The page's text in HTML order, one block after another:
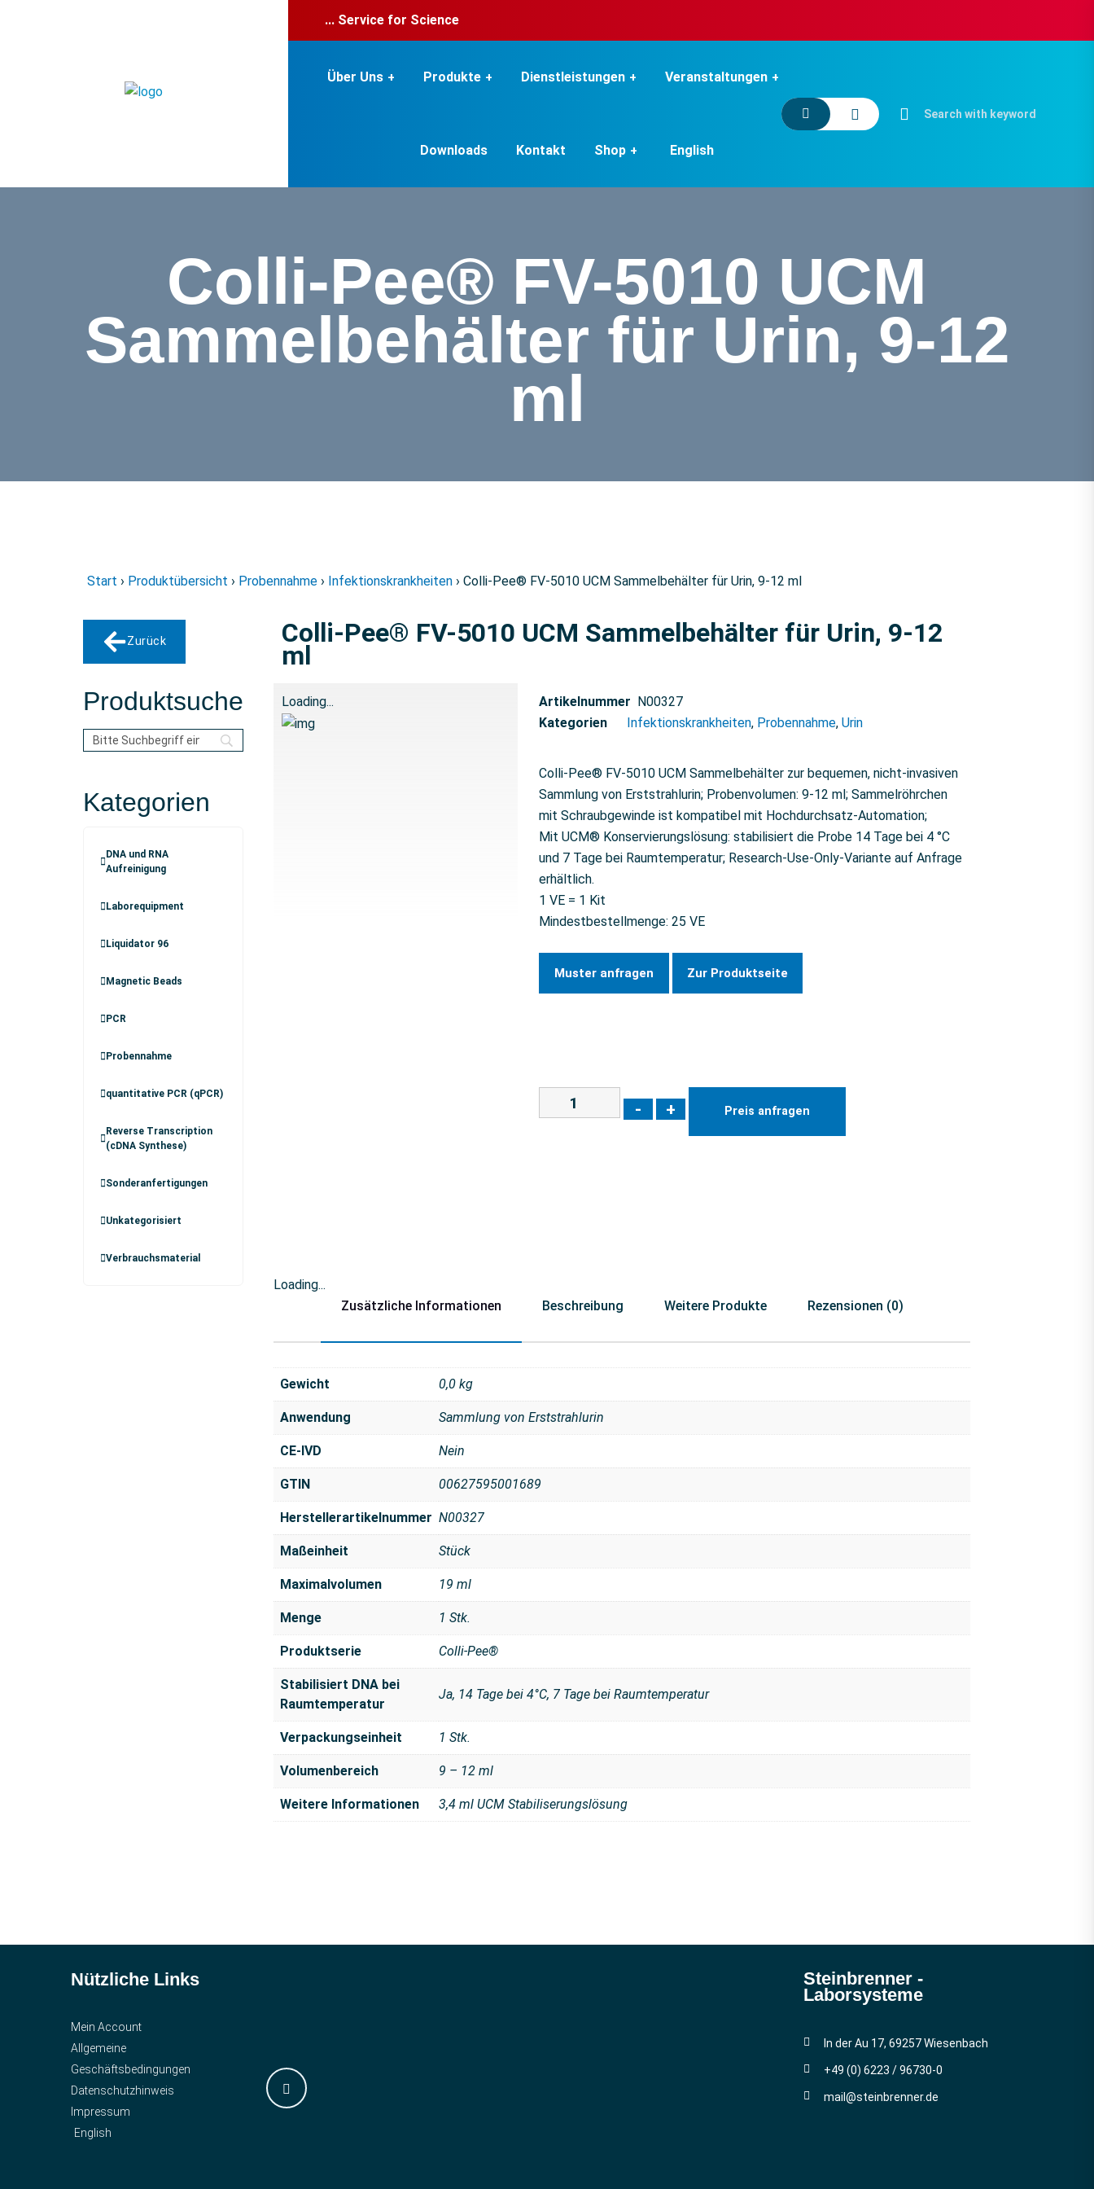
... Service for Science
Über Uns Produkte Dienstleistungen Veranstaltungen
Downloads Kontakt Shop English
Colli-Pee® FV-5010 UCM
Sammelbehälter für Urin, 9-12
ml
Start › Produktübersicht › Probennahme › Infektionskrankheiten › Colli-Pee® FV-5010 UCM Sammelbehälter für Urin, 9-12 ml
Zurück
Produktsuche
Kategorien
DNA und RNA
Aufreinigung
Laborequipment
Liquidator 96
Magnetic Beads
PCR
Probennahme
quantitative PCR (qPCR)
Reverse Transcription
(cDNA Synthese)
Sonderanfertigungen
Unkategorisiert
Verbrauchsmaterial
Colli-Pee® FV-5010 UCM Sammelbehälter für Urin, 9-12
ml
Loading... Artikelnummer N00327
Kategorien
Infektionskrankheiten, Probennahme, Urin
Colli-Pee® FV-5010 UCM Sammelbehälter zur bequemen, nicht-invasiven
Sammlung von Erststrahlurin; Probenvolumen: 9-12 ml; Sammelröhrchen
mit Schraubgewinde ist kompatibel mit Hochdurchsatz-Automation;
Mit UCM® Konservierungslösung: stabilisiert die Probe 14 Tage bei 4 °C
und 7 Tage bei Raumtemperatur; Research-Use-Only-Variante auf Anfrage
erhältlich.
1 VE = 1 Kit
Mindestbestellmenge: 25 VE
Muster anfragen Zur Produktseite
- + Preis anfragen
Loading...
Zusätzliche Informationen
Beschreibung Weitere Produkte Rezensionen (0)
Gewicht 0,0 kg
Anwendung Sammlung von Erststrahlurin
CE-IVD Nein
GTIN 00627595001689
Herstellerartikelnummer N00327
Maßeinheit Stück
Maximalvolumen 19 ml
Menge 1 Stk.
Produktserie Colli-Pee®
Stabilisiert DNA bei
Raumtemperatur
Ja, 14 Tage bei 4°C, 7 Tage bei Raumtemperatur
Verpackungseinheit 1 Stk.
Volumenbereich 9 – 12 ml
Weitere Informationen 3,4 ml UCM Stabiliserungslösung
Nützliche Links
Mein Account
Allgemeine
Geschäftsbedingungen
Datenschutzhinweis
Impressum
English
Steinbrenner ­
Laborsysteme
In der Au 17, 69257 Wiesenbach
+49 (0) 6223 / 96730-0
mail@steinbrenner.de